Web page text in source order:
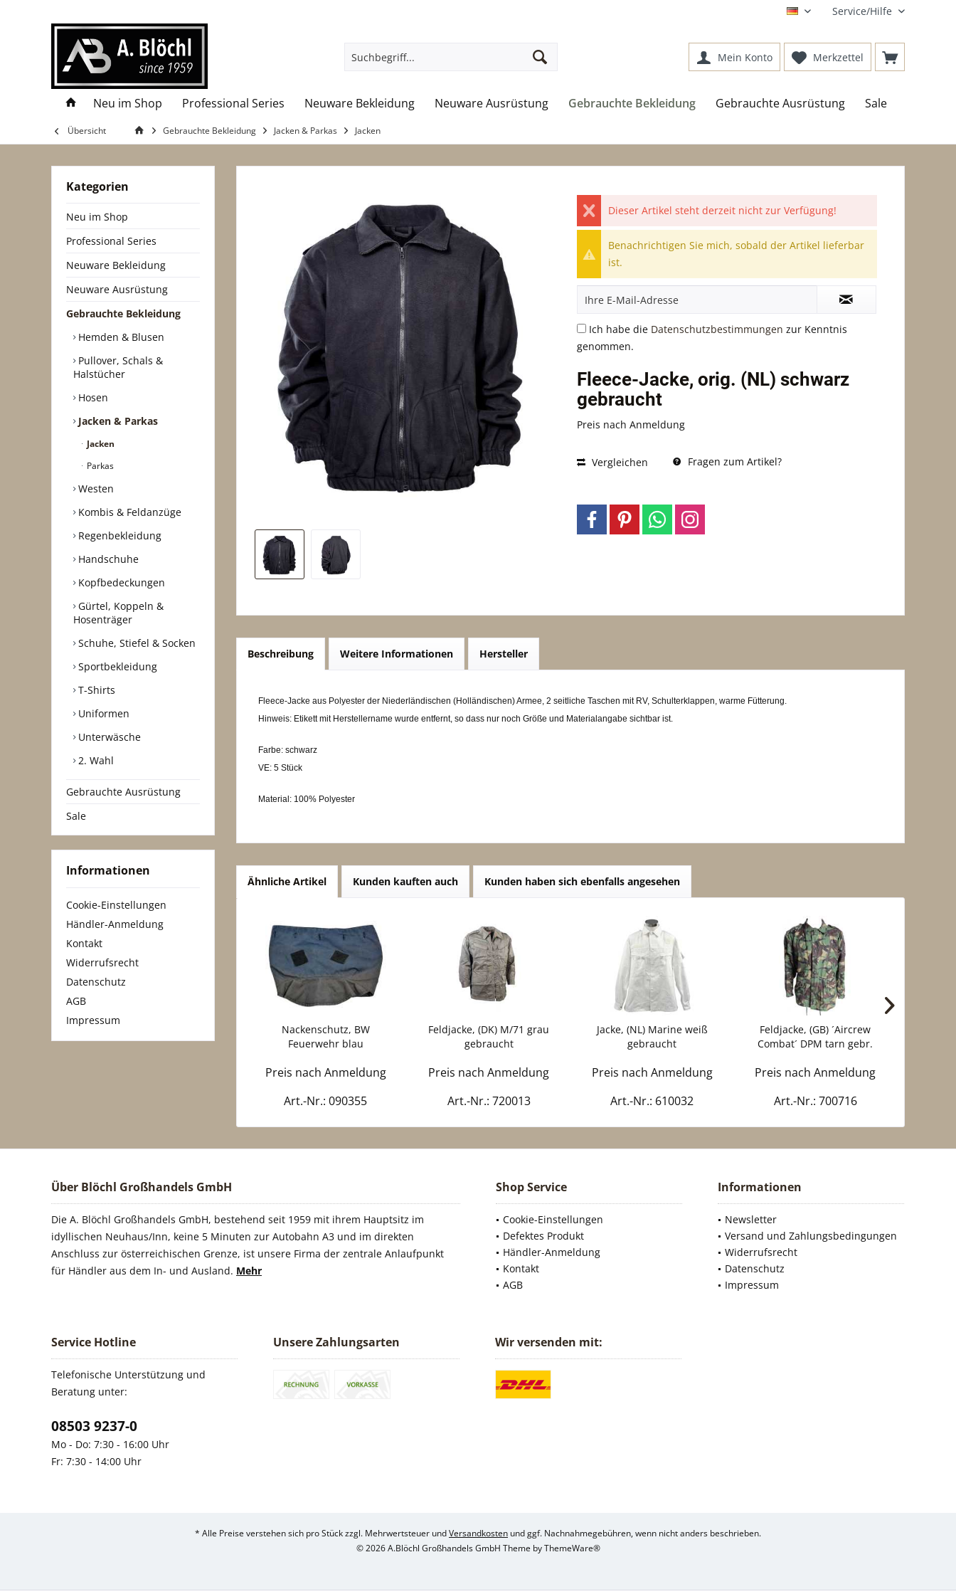
DE Service/Hilfe
Merkzettel
Mein Konto
Neu im Shop Professional Series Neuware Bekleidung Neuware Ausrüstung Gebrauchte Bekleidung Gebrauchte Ausrüstung Sale
Übersicht Gebrauchte Bekleidung Jacken & Parkas Jacken
Kategorien
Neu im Shop
Professional Series
Neuware Bekleidung
Neuware Ausrüstung
Gebrauchte Bekleidung
Hemden & Blusen
Pullover, Schals &
Halstücher
Hosen
Jacken & Parkas
Jacken
Parkas
Westen
Kombis & Feldanzüge
Regenbekleidung
Handschuhe
Kopfbedeckungen
Gürtel, Koppeln &
Hosenträger
Schuhe, Stiefel & Socken
Sportbekleidung
T-Shirts
Uniformen
Unterwäsche
2. Wahl
Gebrauchte Ausrüstung
Sale
Informationen
Cookie-Einstellungen
Händler-Anmeldung
Kontakt
Widerrufsrecht
Datenschutz
AGB
Impressum
Dieser Artikel steht derzeit nicht zur Verfügung!
Benachrichtigen Sie mich, sobald der Artikel lieferbar
ist.
Ich habe die Datenschutzbestimmungen zur Kenntnis
genommen.
Fleece-Jacke, orig. (NL) schwarz
gebraucht
Preis nach Anmeldung
Vergleichen Fragen zum Artikel?
Beschreibung Weitere Informationen Hersteller
Fleece-Jacke aus Polyester der Niederländischen (Holländischen) Armee, 2 seitliche Taschen mit RV, Schulterklappen, warme Fütterung.
Hinweis: Etikett mit Herstellername wurde entfernt, so dass nur noch Größe und Materialangabe sichtbar ist.
Farbe: schwarz
VE: 5 Stück
Material: 100% Polyester
Ähnliche Artikel Kunden kauften auch Kunden haben sich ebenfalls angesehen
Nackenschutz, BW
Feuerwehr blau
Preis nach Anmeldung
Art.-Nr.: 090355
Feldjacke, (DK) M/71 grau
gebraucht
Preis nach Anmeldung
Art.-Nr.: 720013
Jacke, (NL) Marine weiß
gebraucht
Preis nach Anmeldung
Art.-Nr.: 610032
Feldjacke, (GB) ´Aircrew
Combat´ DPM tarn gebr.
Preis nach Anmeldung
Art.-Nr.: 700716
Über Blöchl Großhandels GmbH
Die A. Blöchl Großhandels GmbH, bestehend seit 1959 mit ihrem Hauptsitz im
idyllischen Neuhaus/Inn, keine 5 Minuten zur Autobahn A3 und im direkten
Anschluss zur österreichischen Grenze, ist unsere Firma der zentrale Anlaufpunkt
für Händler aus dem In- und Ausland. Mehr
Shop Service
Cookie-Einstellungen
Defektes Produkt
Händler-Anmeldung
Kontakt
AGB
Informationen
Newsletter
Versand und Zahlungsbedingungen
Widerrufsrecht
Datenschutz
Impressum
Service Hotline
Telefonische Unterstützung und
Beratung unter:
08503 9237-0
Mo - Do: 7:30 - 16:00 Uhr
Fr: 7:30 - 14:00 Uhr
Unsere Zahlungsarten Wir versenden mit:
* Alle Preise verstehen sich pro Stück zzgl. Mehrwertsteuer undVersandkosten und ggf. Nachnahmegebühren, wenn nicht anders beschrieben.
© 2026 A.Blöchl Großhandels GmbH Theme byThemeWare®